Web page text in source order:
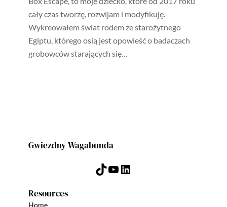
cały czas tworzę, rozwijam i modyfikuję.
Wykreowałem świat rodem ze starożytnego
Egiptu, którego osią jest opowieść o badaczach
grobowców starających się…
Gwiezdny Wagabunda
TikTok YouTube LinkedIn
Resources
Home